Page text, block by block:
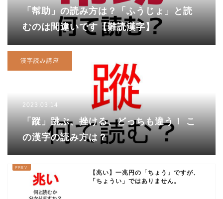
「幇助」の読み方は？「ふうじょ」と読
むのは間違いです【難読漢字】
漢字読み講座
2023.03.14
「蹤」跳ぶ、挫ける、どっちも違う！ こ
の漢字の読み方は？
【兆い】一兆円の「ちょう」ですが、
「ちょうい」ではありません。